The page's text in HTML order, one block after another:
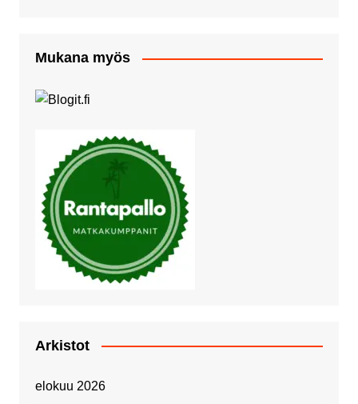
Mukana myös
Arkistot
elokuu 2026